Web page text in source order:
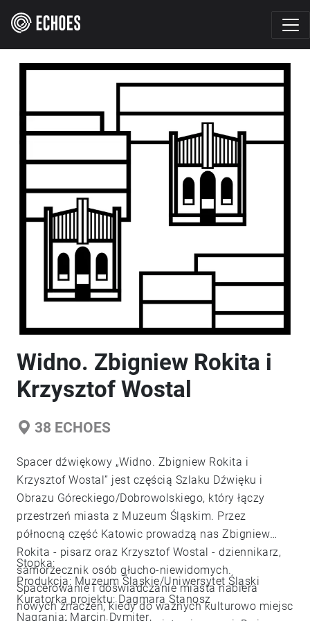
Widno. Zbigniew Rokita i
Krzysztof Wostal
38 ECHOES
Spacer dźwiękowy „Widno. Zbigniew Rokita i
Krzysztof Wostal” jest częścią Szlaku Dźwięku i
Obrazu Góreckiego/Dobrowolskiego, który łączy
przestrzeń miasta z Muzeum Śląskim. Przez
północną część Katowic prowadzą nas Zbigniew
Rokita - pisarz oraz Krzysztof Wostal - dziennikarz,
samorzecznik osób głucho-niewidomych.
Spacerowanie i doświadczanie miasta nabiera
nowych znaczeń, kiedy do ważnych kulturowo miejsc
Stopka:
Produkcja: Muzeum Śląskie/Uniwersytet Śląski
Kuratorka projektu: Dagmara Stanosz
Nagrania: Marcin Dymiter